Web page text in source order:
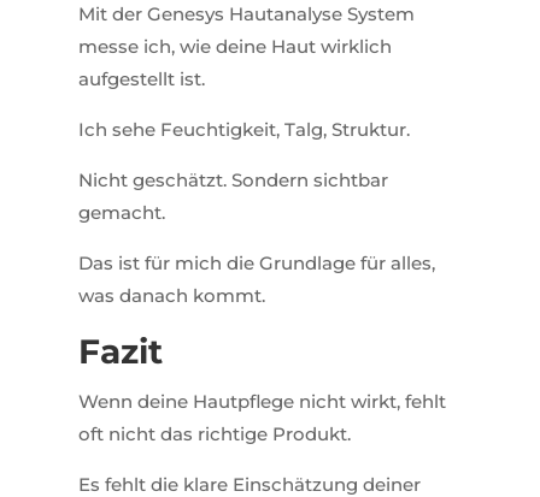
Mit der Genesys Hautanalyse System
messe ich, wie deine Haut wirklich
aufgestellt ist.
Ich sehe Feuchtigkeit, Talg, Struktur.
Nicht geschätzt. Sondern sichtbar
gemacht.
Das ist für mich die Grundlage für alles,
was danach kommt.
Fazit
Wenn deine Hautpflege nicht wirkt, fehlt
oft nicht das richtige Produkt.
Es fehlt die klare Einschätzung deiner